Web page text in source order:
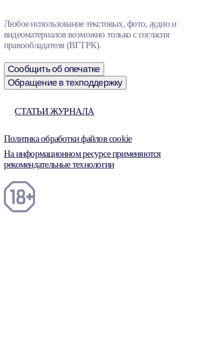
Любое использование текстовых, фото, аудио и
видеоматериалов возможно только с согласия
правообладателя (ВГТРК).
Сообщить об опечатке
Обращение в техподдержку
СТАТЬИ ЖУРНАЛА
Политика обработки файлов cookie
На информационном ресурсе применяются
рекомендательные технологии